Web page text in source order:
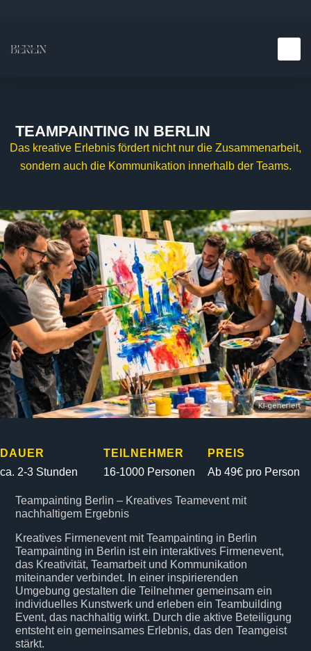
TEAMPAINTING IN BERLIN
Das kreative Erlebnis fördert nicht nur die Zusammenarbeit,
sondern auch die Kommunikation innerhalb der Teams.
DAUER
ca. 2-3 Stunden
TEILNEHMER
16-1000 Personen
PREIS
Ab 49€ pro Person
Teampainting Berlin – Kreatives Teamevent mit
nachhaltigem Ergebnis
Kreatives Firmenevent mit Teampainting in Berlin
Teampainting in Berlin ist ein interaktives Firmenevent,
das Kreativität, Teamarbeit und Kommunikation
miteinander verbindet. In einer inspirierenden
Umgebung gestalten die Teilnehmer gemeinsam ein
individuelles Kunstwerk und erleben ein Teambuilding
Event, das nachhaltig wirkt. Durch die aktive Beteiligung
entsteht ein gemeinsames Erlebnis, das den Teamgeist
stärkt.